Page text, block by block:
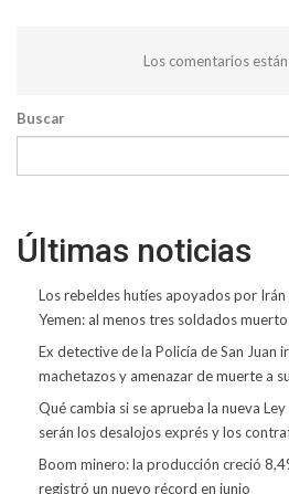
Los comentarios
Buscar
Últimas noticias
Los rebeldes hutíes apoyados por
Yemen: al menos tres soldados
Ex detective de la Policía de San Juan
machetazos y amenazar de muerte a
Qué cambia si se aprueba la nueva
serán los desalojos exprés y los
Boom minero: la producción creció
registró un nuevo récord en junio